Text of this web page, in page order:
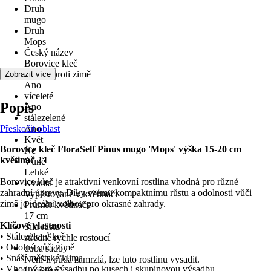
Druh
mugo
Druh
Mops
Český název
Borovice kleč
odolné proti zimě
Ano
víceleté
Ano
stálezelené
Ano
Květ
Ne
Vůně
Lehké
Kvalita
Vypěstované v květináči
Průměr květináče
17 cm
Síla růstu
středně rychle rostoucí
doba sadby
Není-li půda zamrzlá, lze tuto rostlinu vysadit.
Zobrazit více
Popis
Přeskočit oblast
Borovice kleč FloraSelf Pinus mugo 'Mops' výška 15-20 cm
květináč 2 l
Borovice kleč je atraktivní venkovní rostlina vhodná pro různé
zahradní úpravy. Díky svému kompaktnímu růstu a odolnosti vůči
zimě je ideální volbou pro okrasné zahrady.
Klíčové vlastnosti
• Stálezelený keř
• Odolný vůči zimě
• Snáší městské klima
• Vhodný pro výsadbu po kusech i skupinovou výsadbu